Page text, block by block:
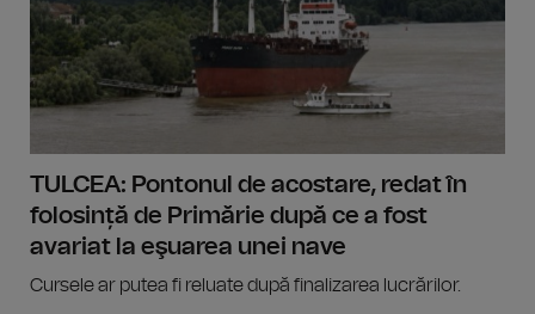
TULCEA: Pontonul de acostare, redat în
folosință de Primărie după ce a fost
avariat la eşuarea unei nave
Cursele ar putea fi reluate după finalizarea lucrărilor.